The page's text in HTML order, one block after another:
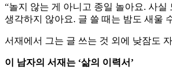
“놀지 않는 게 아니고 종일 놀아요. 사
생각하지 않아요. 글 쓸 때는 밤도 새울
서재에서 그는 글 쓰는 것 외에 낮잠도
이 남자의 서재는 ‘삶의 이력서’